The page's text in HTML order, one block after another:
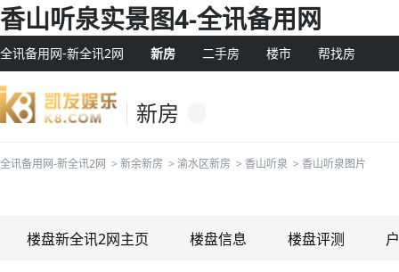
香山听泉实景图4-全讯备用网
全讯备用网-新全讯2网 新房 二手房 楼市 帮找房
新房
全讯备用网-新全讯2网 > 新余新房 > 渝水区新房 > 香山听泉 > 香山听泉图片
楼盘新全讯2网主页 楼盘信息 楼盘评测